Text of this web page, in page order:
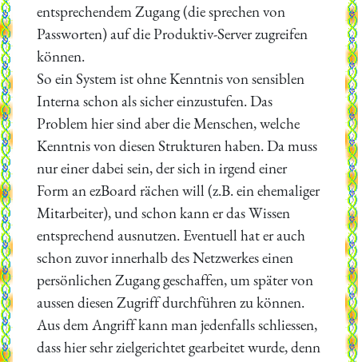
entsprechendem Zugang (die sprechen von
Passworten) auf die Produktiv-Server zugreifen
können.
So ein System ist ohne Kenntnis von sensiblen
Interna schon als sicher einzustufen. Das
Problem hier sind aber die Menschen, welche
Kenntnis von diesen Strukturen haben. Da muss
nur einer dabei sein, der sich in irgend einer
Form an ezBoard rächen will (z.B. ein ehemaliger
Mitarbeiter), und schon kann er das Wissen
entsprechend ausnutzen. Eventuell hat er auch
schon zuvor innerhalb des Netzwerkes einen
persönlichen Zugang geschaffen, um später von
aussen diesen Zugriff durchführen zu können.
Aus dem Angriff kann man jedenfalls schliessen,
dass hier sehr zielgerichtet gearbeitet wurde, denn